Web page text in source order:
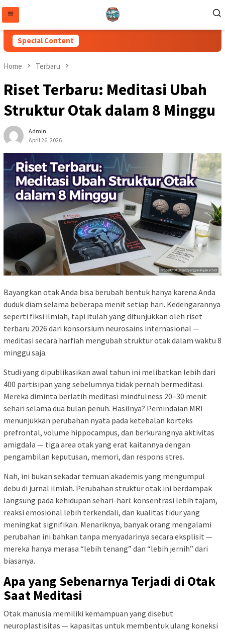
content
Special Content
Home Terbaru
Riset Terbaru: Meditasi Ubah
Struktur Otak dalam 8 Minggu
Admin
April 26, 2026
Bayangkan otak Anda bisa berubah bentuk hanya karena Anda
duduk diam selama beberapa menit setiap hari. Kedengarannya
seperti fiksi ilmiah, tapi itulah yang ditunjukkan oleh riset
terbaru 2026 dari konsorsium neurosains internasional —
meditasi secara harfiah mengubah struktur otak dalam waktu 8
minggu saja.
Studi yang dipublikasikan awal tahun ini melibatkan lebih dari
400 partisipan yang sebelumnya tidak pernah bermeditasi.
Mereka diminta berlatih meditasi mindfulness 20–30 menit
sehari selama dua bulan penuh. Hasilnya? Pemindaian MRI
menunjukkan perubahan nyata pada ketebalan korteks
prefrontal, volume hippocampus, dan berkurangnya aktivitas
amigdala — tiga area otak yang erat kaitannya dengan
pengambilan keputusan, memori, dan respons stres.
Nah, ini bukan sekadar temuan akademis yang mengumpul
debu di jurnal ilmiah. Perubahan struktur otak ini berdampak
langsung pada kehidupan sehari-hari: konsentrasi lebih tajam,
reaksi emosional lebih terkendali, dan kualitas tidur yang
meningkat signifikan. Menariknya, banyak orang mengalami
perubahan ini bahkan tanpa menyadarinya secara eksplisit —
mereka hanya merasa “lebih tenang” dan “lebih jernih” dari
biasanya.
Apa yang Sebenarnya Terjadi di Otak
Saat Meditasi
Otak manusia memiliki kemampuan yang disebut
neuroplastisitas — kapasitas untuk membentuk ulang koneksi